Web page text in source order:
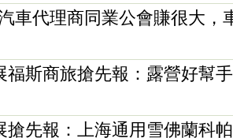
車代理商同業公會賺很大，
福斯商旅搶先報：露營好幫
搶先報：上海通用雪佛蘭科